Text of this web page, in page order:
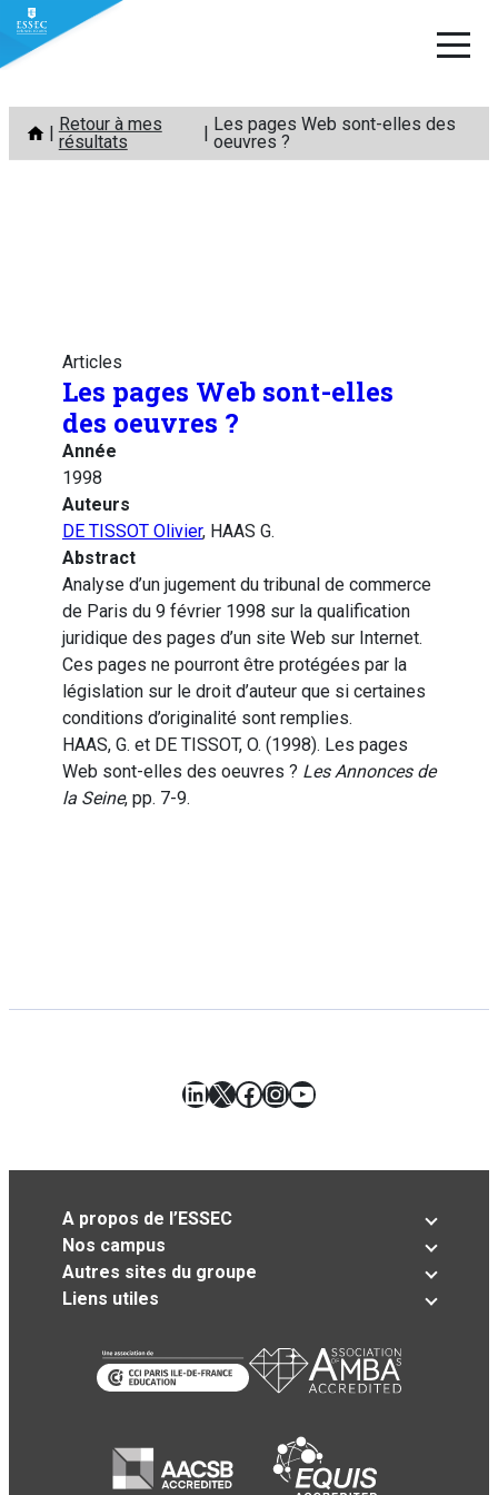
Aller
contenu
Retour à mes
résultats
Les pages Web sont-elles des
oeuvres ?
Articles
Les pages Web sont-elles
des oeuvres ?
Année
1998
Auteurs
DE TISSOT Olivier, HAAS G.
Abstract
Analyse d’un jugement du tribunal de commerce
de Paris du 9 février 1998 sur la qualification
juridique des pages d’un site Web sur Internet.
Ces pages ne pourront être protégées par la
législation sur le droit d’auteur que si certaines
conditions d’originalité sont remplies.
HAAS, G. et DE TISSOT, O. (1998). Les pages
Web sont-elles des oeuvres ? Les Annonces de
la Seine, pp. 7-9.
LinkedIn
X Facebook
Instagram
YouTube
A propos de l’ESSEC
Nos campus
Autres sites du groupe
Liens utiles